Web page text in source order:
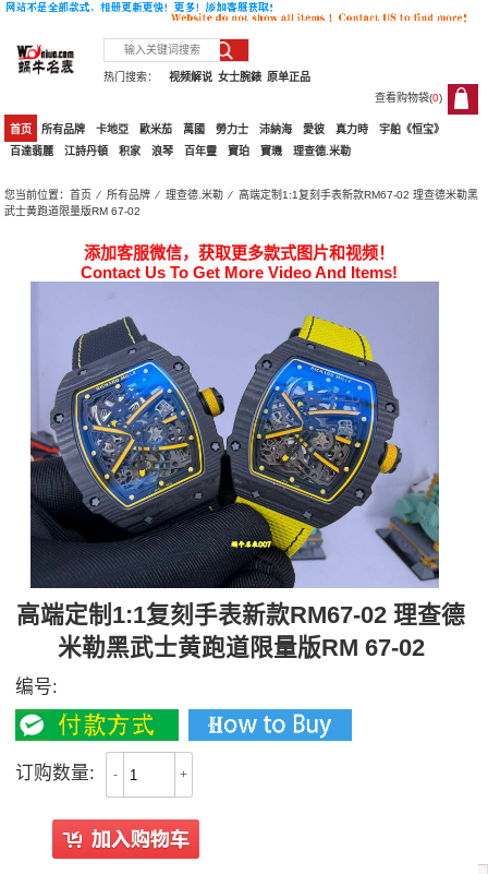
热门搜索： 原单正品
女士腕錶
视频解说
查看购物袋(0)
0
首页 所有品牌 卡地亞 歐米茄 萬國 勞力士 沛納海 愛彼 真力時
宇舶《恒宝》
百達翡麗
江詩丹頓 积家 浪琴 百年靈 寶珀 寶璣 理查德.米勒
您当前位置：首页 ⁄所有品牌 ⁄理查德.米勒 ⁄ 高端定制1:1复刻手表新款RM67-02 理查德米勒黑
武士黄跑道限量版RM 67-02
添加客服微信，获取更多款式图片和视频！
Contact Us To Get More Video And Items!
高端定制1:1复刻手表新款RM67-02 理查德
米勒黑武士黄跑道限量版RM 67-02
编号:
订购数量: - +